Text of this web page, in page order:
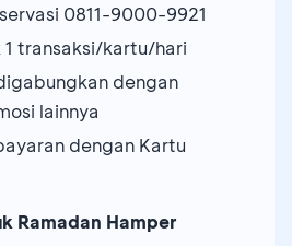
0811-9000-9921
1 transaksi/kartu/hari
dengan
lainnya
dengan Kartu
Ramadan Hamper